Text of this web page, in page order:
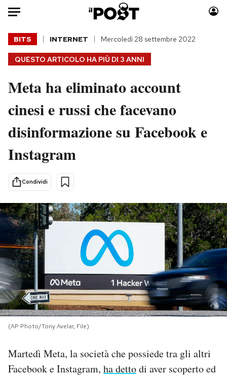
Auto
HOME
Italia
Politica
Tecnologia
Scienza
Cultura
Economia
Sport
Moda
Consumismi
Storie/Idee
Mondiali calcio 2026
PODCAST
NEWSLETTER
I MIEI PREFERITI
SHOP
QUESTO ARTICOLO HA PIÙ DI 3 ANNI
BITS INTERNET Mercoledì 28 settembre 2022
Meta ha eliminato account
cinesi e russi che facevano
disinformazione su Facebook e
Instagram
Condividi
(AP Photo/Tony Avelar, File)
Martedì Meta, la società che possiede tra gli altri
Facebook e Instagram, ha dettodi aver scoperto ed